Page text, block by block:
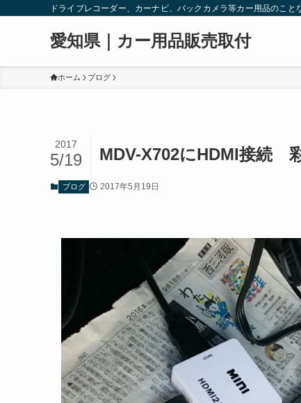
ドライブレコーダー、カーナビ、バックカメラ等カー用品のこ
愛知県｜カー用品販売取付
ホーム ブログ
MDV-X702にHDMI接続
2017
5/19
ブログ 2017年5月19日